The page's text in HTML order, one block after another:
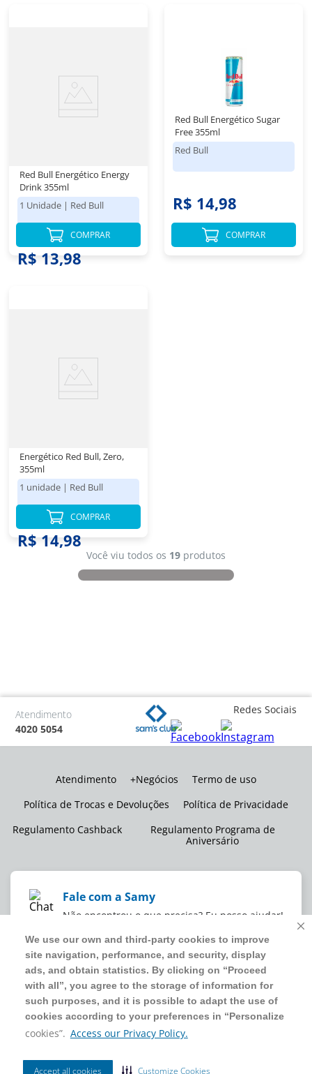
We use our own and third-party cookies to improve
site navigation, performance, and security, display
ads, and obtain statistics. By clicking on “Proceed
with all”, you agree to the storage of information for
such purposes, and it is possible to adapt the use of
cookies according to your preferences in “Personalize
cookies”. Access our Privacy Policy.
Accept all cookies Customize Cookies
We use our own and third-party cookies to improve
site navigation, performance, and security, display
ads, and obtain statistics. By clicking on “Proceed
with all”, you agree to the storage of information for
such purposes, and it is possible to adapt the use of
cookies according to your preferences in “Personalize
cookies”. Access our Privacy Policy.
Accept all cookies Customize Cookies
Red Bull Energético Energy
Drink 355ml
1 Unidade | Red Bull
R$ 13,98
COMPRAR
Red Bull Energético Sugar
Free 355ml
Red Bull
R$ 14,98
COMPRAR
Energético Red Bull, Zero,
355ml
1 unidade | Red Bull
R$ 14,98
COMPRAR
Você viu todos os 19 produtos
Atendimento
4020 5054
Redes Sociais
Atendimento +Negócios
Termo de uso
Política de Trocas e Devoluções
Política de Privacidade
Regulamento Cashback
Regulamento Programa de
Aniversário
Fale com a Samy
Não encontrou o que precisa? Eu posso ajudar!
WMB SUPERMERCADOS DO BRASIL LTDA
CNPJ sob o nº
00.063.960/0001-09
sediada na Av. Tucunaré, nº
125, Barueri, SP, CEP 06460-020
4020 5054
2024 Sam's Club | Todos os direitos reservados.